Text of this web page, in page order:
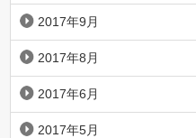
2017年9月
2017年8月
2017年6月
2017年5月